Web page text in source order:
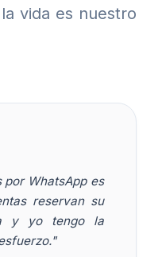
vida es nuestro
por WhatsApp es
reservan su
y yo tengo la